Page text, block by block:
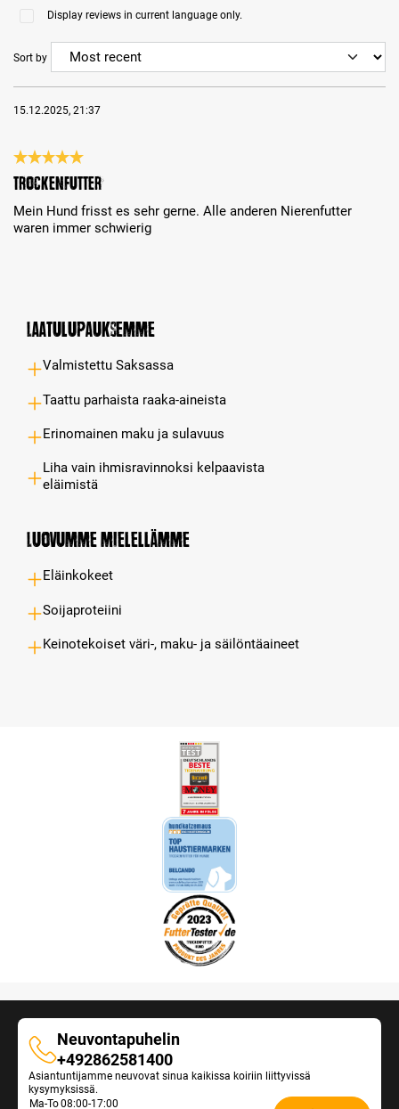
Display reviews in current language only.
Sort by
15.12.2025, 21:37
Review with rating of 5 out of 5 stars
Trockenfutter
Mein Hund frisst es sehr gerne. Alle anderen Nierenfutter
waren immer schwierig
Laatulupauksemme
Valmistettu Saksassa
Taattu parhaista raaka-aineista
Erinomainen maku ja sulavuus
Liha vain ihmisravinnoksi kelpaavista
eläimistä
Luovumme mielellämme
Eläinkokeet
Soijaproteiini
Keinotekoiset väri-, maku- ja säilöntäaineet
Neuvontapuhelin
Neuvontapuhelin
+492862581400
Asiantuntijamme neuvovat sinua kaikissa koiriin liittyvissä
kysymyksissä.
Ma-To08:00-17:00